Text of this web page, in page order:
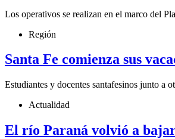
Los operativos se realizan en el marco del
Región
Santa Fe comienza sus
Estudiantes y docentes santafesinos junto a
Actualidad
El río Paraná volvió a